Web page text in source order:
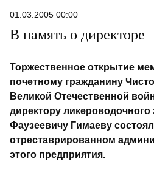
01.03.2005 00:00
В память о директоре
Торжественное открытие
почетному гражданину
Великой Отечественной
директору
Фаузеевичу Гимаеву
отреставрированном
этого предприятия.